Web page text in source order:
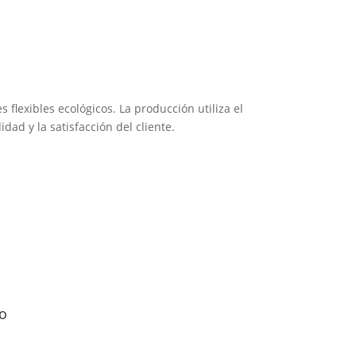
flexibles ecológicos. La producción utiliza el
y la satisfacción del cliente.